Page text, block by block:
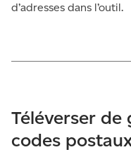
d’adresses dans l’outil.
Téléverser
codes